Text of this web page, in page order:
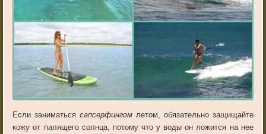
Если заниматьсясапсерфингом летом, обязательно защищайте
кожу от палящего солнца, потому что у воды он ложится на нее